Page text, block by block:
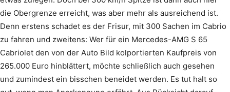
die Obergrenze erreicht, was aber mehr als ausreichend ist.
Denn erstens schadet es der Frisur, mit 300 Sachen im Cabrio
zu fahren und zweitens: Wer für ein Mercedes-AMG S 65
Cabriolet den von der Auto Bild kolportierten Kaufpreis von
265.000 Euro hinblättert, möchte schließlich auch gesehen
und zumindest ein bisschen beneidet werden. Es tut halt so